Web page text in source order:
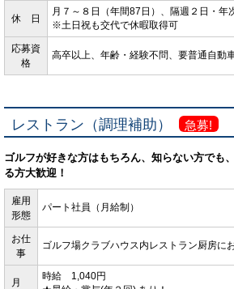
休 日
月７～８日（年間87日）、隔週２日・年
※土日祝も交代で休暇取得可
応募資
格
高卒以上、年齢・経験不問、 要普通自動
レストラン（調理補助） 急募!
ゴルフが好きな方はもちろん、知らない方でも
る方大歓迎！
雇用
形態
パート社員（月給制）
お仕
事
ゴルフ場クラブハウス内レストラン厨房に
月
時給 1,040円